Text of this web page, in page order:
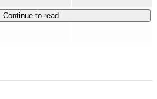
組み、「働く人と企業の双方が望
Continue to read